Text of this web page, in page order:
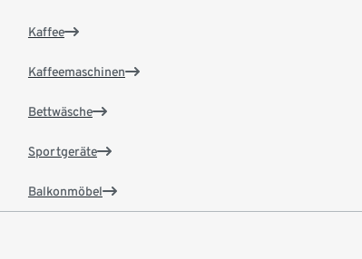
Kaffee
Kaffeemaschinen
Bettwäsche
Sportgeräte
Balkonmöbel